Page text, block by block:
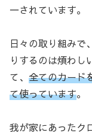
一されています。
日々の取り組みで
りするのは煩わし
て、 全てのカード
て使っています。
我が家にあったク